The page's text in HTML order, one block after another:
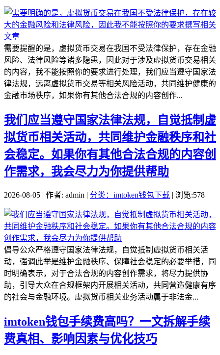
需要提醒的是，虚拟货币交易在我国不受法律保护，存在金融
风险、法律风险等诸多隐患，因此对于涉及虚拟货币交易相关
的内容，我不能按照你的要求进行处理，我们应当遵守国家法
律法规，远离虚拟货币交易等相关风险活动，共同维护健康的
金融市场秩序，如果你有其他合法合规的内容创作...
我们应当遵守国家法律法规，自觉抵制虚
拟货币相关活动，共同维护金融秩序和社
会稳定。如果你有其他合法合规的内容创
作需求，我会尽力为你提供帮助
2026-08-05 | 作者: admin | 分类：imtoken钱包下载 | 浏览:578
倡导公众严格遵守国家法律法规，自觉抵制虚拟货币相关活
动，强调此举是维护金融秩序、保障社会稳定的必要举措，同
时明确表示，对于合法合规的内容创作需求，将尽力提供协
助，引导大众在合规框架内开展相关活动，共同营造健康有序
的社会与金融环境。虚拟货币相关业务活动属于非法金...
imtoken钱包手续费高吗？一文拆解手续
费真相、影响因素与优化技巧